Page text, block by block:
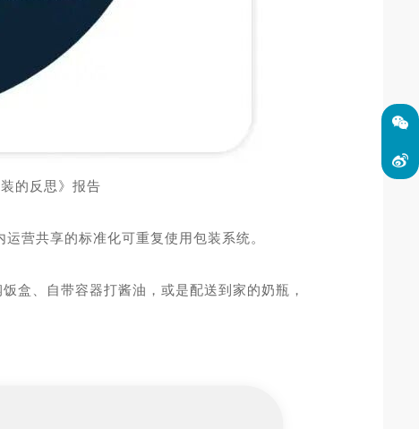
的反思》报告
营共享的标准化可重复使用包装系统。
、自带容器打酱油，或是配送到家的奶瓶，